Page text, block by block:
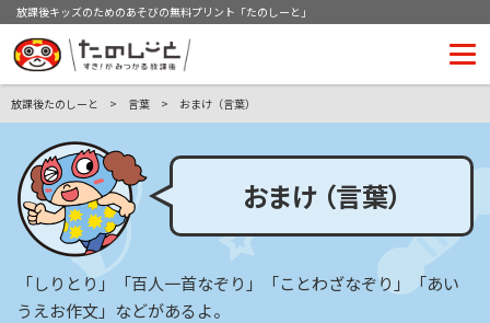
放課後キッズのためのあそびの無料プリント「たのしーと」
放課後たのしーと 言葉 おまけ（言葉）
おまけ（言葉）
「しりとり」「百人一首なぞり」「ことわざなぞり」「あい
うえお作文」などがあるよ。